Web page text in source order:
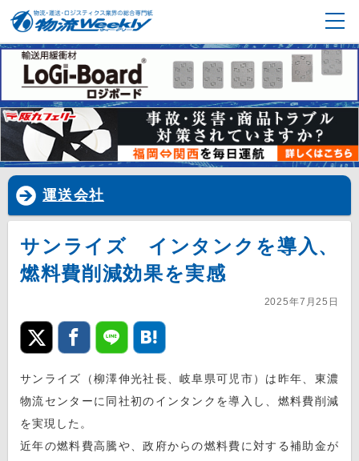
運送会社
サンライズ インタンクを導入、
燃料費削減効果を実感
2025年7月25日
サンライズ（柳澤伸光社長、岐阜県可児市）は昨年、東濃
物流センターに同社初のインタンクを導入し、燃料費削減
を実現した。
近年の燃料費高騰や、政府からの燃料費に対する補助金が